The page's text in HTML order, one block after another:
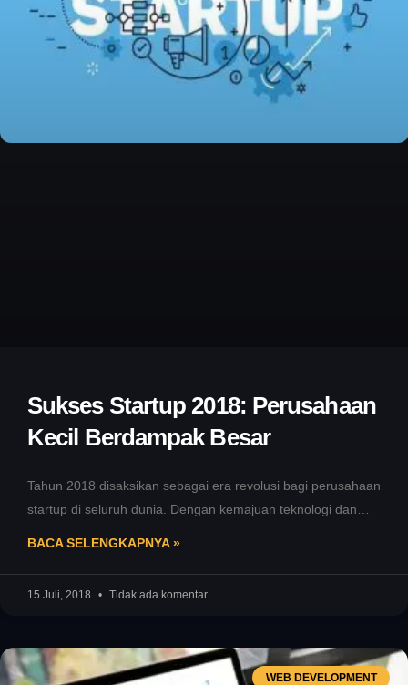
Sukses Startup 2018: Perusahaan
Kecil Berdampak Besar
Tahun 2018 disaksikan sebagai era revolusi bagi perusahaan
startup di seluruh dunia. Dengan kemajuan teknologi dan
BACA SELENGKAPNYA »
15 Juli, 2018 Tidak ada komentar
WEB DEVELOPMENT